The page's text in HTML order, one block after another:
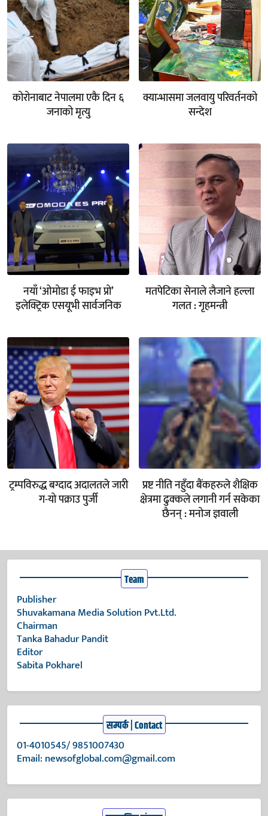
कोरोनाबाट नेपालमा एकै दिन ६
जनाको मृत्यु
क्यान्भासमा जलवायु परिवर्तनको
सन्देश
नयाँ ‘ओमोडा ई फाइभ प्रो’
इलेक्ट्रिक एसयूभी सार्वजनिक
मतपेटिका सेनाले लैजाने हल्ला
गलत : गृहमन्त्री
ट्रम्पविरुद्ध बग्दाद अदालतले जारी
ग-यो पक्राउ पुर्जी
प्रष्ट नीति नहुँदा बैंकहरुले शैक्षिक
क्षेत्रमा ढुक्कले लगानी गर्न सकेका
छैनन् : मनोज ज्ञवाली
Team
Publisher
Shuvakamana Media Solution Pvt.Ltd.
Chairman
Tanka Bahadur Pandit
Editor
Sabita Pokharel
सम्पर्क | Contact
01-4010545/ 9851007430
Email: newsofglobal.com@gmail.com